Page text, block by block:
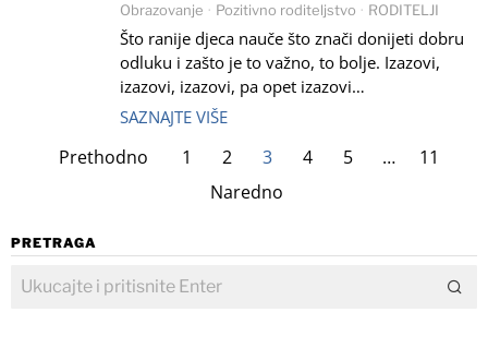
Obrazovanje · Pozitivno roditeljstvo · RODITELJI
Što ranije djeca nauče što znači donijeti dobru
odluku i zašto je to važno, to bolje. Izazovi,
izazovi, izazovi, pa opet izazovi…
SAZNAJTE VIŠE
Prethodno 1 2 3 4 5 …
11
Naredno
PRETRAGA